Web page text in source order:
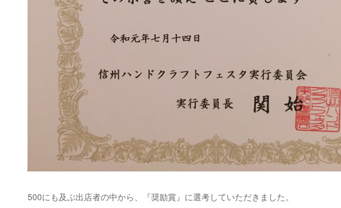
500にも及ぶ出店者の中から、『奨励賞』に選考していただきました。